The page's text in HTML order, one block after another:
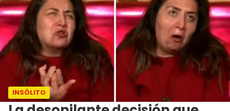
INSÓLITO